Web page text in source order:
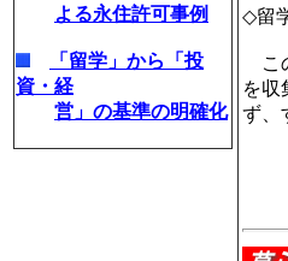
よる永住許可事例
「留学」から「投
資・経
営」の基準の明確化
◇留
こ
を収
ず、